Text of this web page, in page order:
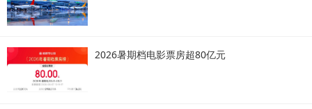
2026暑期档电影票房超80亿元